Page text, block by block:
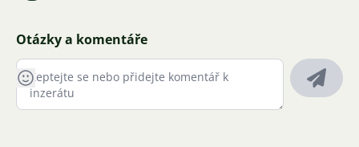
Otázky a komentáře